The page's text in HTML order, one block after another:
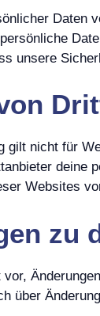
Daten
unsere
gilt nicht für
deine
Websites
zu
über